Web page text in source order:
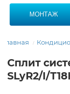
МОНТАЖ
Главная
Сплит
SLyR2/I/